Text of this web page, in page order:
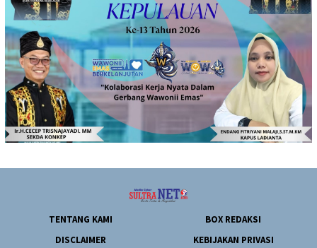
TENTANG KAMI
BOX REDAKSI
DISCLAIMER
KEBIJAKAN PRIVASI